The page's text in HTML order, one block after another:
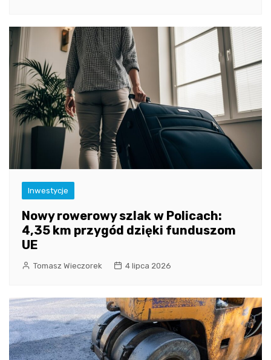
Inwestycje
Nowy rowerowy szlak w Policach:
4,35 km przygód dzięki funduszom
UE
Tomasz Wieczorek 4 lipca 2026